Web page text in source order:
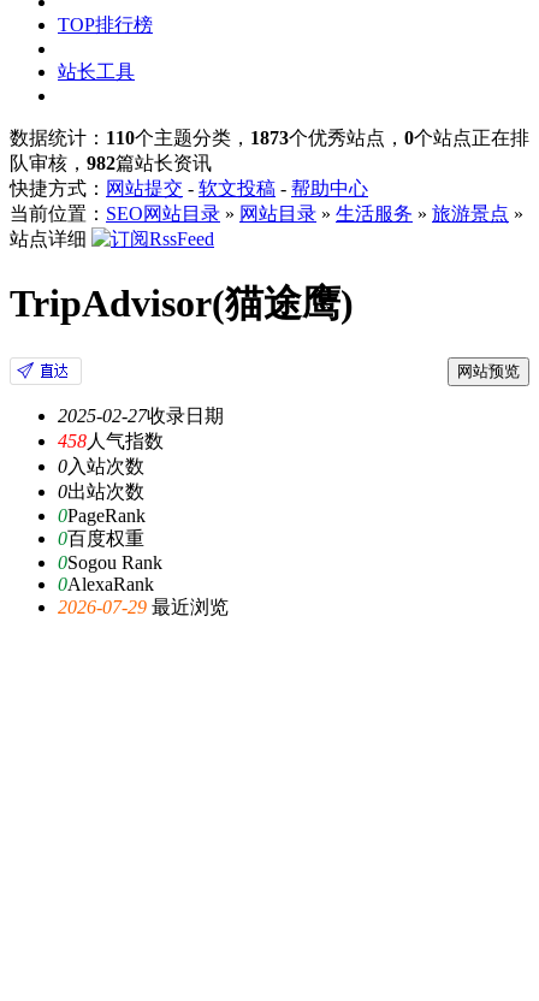
TOP排行榜
站长工具
数据统计： 110个主题分类， 1873个优秀站点， 0个站点正在排
队审核， 982篇站长资讯
快捷方式： 网站提交 - 软文投稿 - 帮助中心
当前位置： SEO网站目录 » 网站目录 » 生活服务 » 旅游景点 »
站点详细
TripAdvisor(猫途鹰)
网站预览
2025-02-27收录日期
458人气指数
0入站次数
0出站次数
0PageRank
0百度权重
0Sogou Rank
0AlexaRank
2026-07-29 最近浏览